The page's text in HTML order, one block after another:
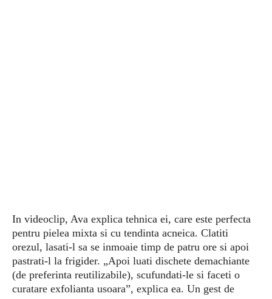
In videoclip, Ava explica tehnica ei, care este perfecta
pentru pielea mixta si cu tendinta acneica. Clatiti
orezul, lasati-l sa se inmoaie timp de patru ore si apoi
pastrati-l la frigider. „Apoi luati dischete demachiante
(de preferinta reutilizabile), scufundati-le si faceti o
curatare exfolianta usoara”, explica ea. Un gest de